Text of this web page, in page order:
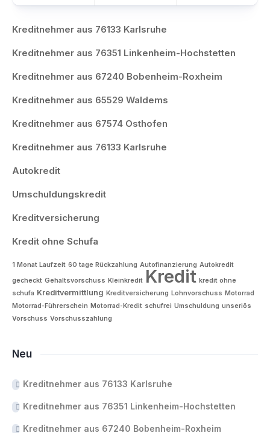
Kreditnehmer aus 76133 Karlsruhe
Kreditnehmer aus 76351 Linkenheim-Hochstetten
Kreditnehmer aus 67240 Bobenheim-Roxheim
Kreditnehmer aus 65529 Waldems
Kreditnehmer aus 67574 Osthofen
Kreditnehmer aus 76133 Karlsruhe
Autokredit
Umschuldungskredit
Kreditversicherung
Kredit ohne Schufa
1 Monat Laufzeit 60 tage Rückzahlung Autofinanzierung Autokredit
gecheckt Gehaltsvorschuss Kleinkredit Kredit kredit ohne
schufa Kreditvermittlung Kreditversicherung Lohnvorschuss Motorrad
Motorrad-Führerschein Motorrad-Kredit schufrei Umschuldung unseriös
Vorschuss Vorschusszahlung
Neu
Kreditnehmer aus 76133 Karlsruhe
Kreditnehmer aus 76351 Linkenheim-Hochstetten
Kreditnehmer aus 67240 Bobenheim-Roxheim